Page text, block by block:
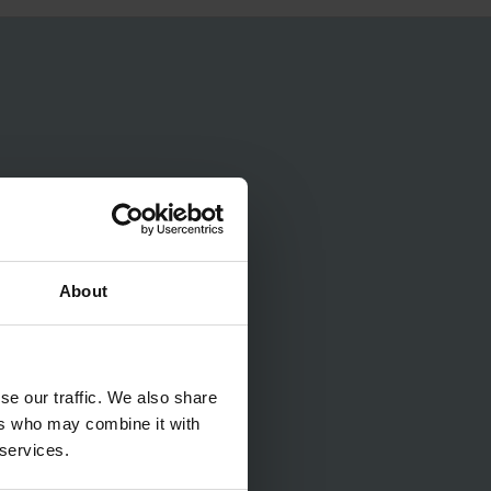
About
our traffic. We also share
who may combine it with